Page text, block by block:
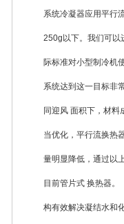
系统冷凝器应用平行
250g以下。我们可以
际标准对小型制冷机
系统达到这一目标
同迎风 面积下，材
当优化，平行流换热
量明显降低，通过以
目前管片式 换热器
构有效解决凝结水和